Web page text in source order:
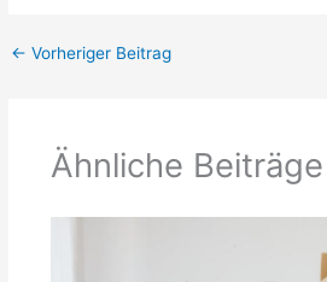
← Vorheriger Beitrag
Ähnliche Beiträge